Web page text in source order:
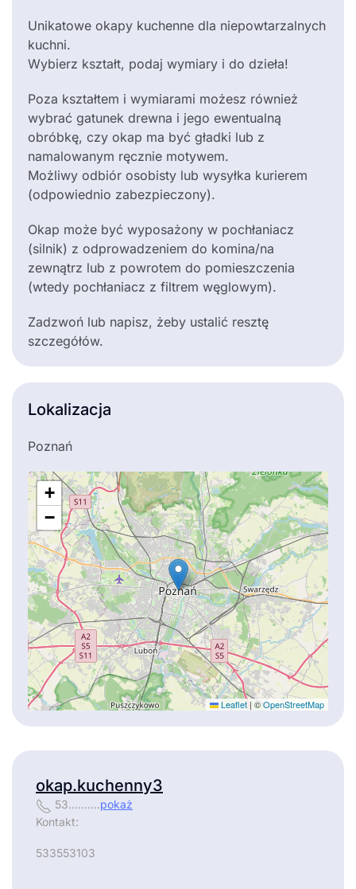
Unikatowe okapy kuchenne dla niepowtarzalnych
kuchni.
Wybierz kształt, podaj wymiary i do dzieła!
Poza kształtem i wymiarami możesz również
wybrać gatunek drewna i jego ewentualną
obróbkę, czy okap ma być gładki lub z
namalowanym ręcznie motywem.
Możliwy odbiór osobisty lub wysyłka kurierem
(odpowiednio zabezpieczony).
Okap może być wyposażony w pochłaniacz
(silnik) z odprowadzeniem do komina/na
zewnątrz lub z powrotem do pomieszczenia
(wtedy pochłaniacz z filtrem węglowym).
Zadzwoń lub napisz, żeby ustalić resztę
szczegółów.
Lokalizacja
Poznań
+
−
Leaflet| ©OpenStreetMap
okap.kuchenny3
53..........pokaż
Kontakt:
533553103